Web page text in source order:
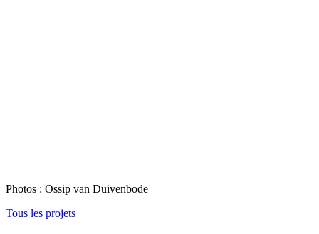
Photos : Ossip van Duivenbode
Tous les projets